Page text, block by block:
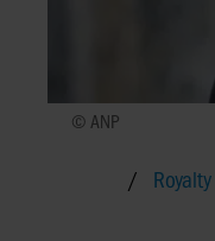
© ANP
Royalty